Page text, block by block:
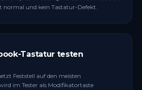
normal und kein Tastatur-Defekt.
Tastatur testen
Feststell auf den meisten
im Tester als Modifikatortaste